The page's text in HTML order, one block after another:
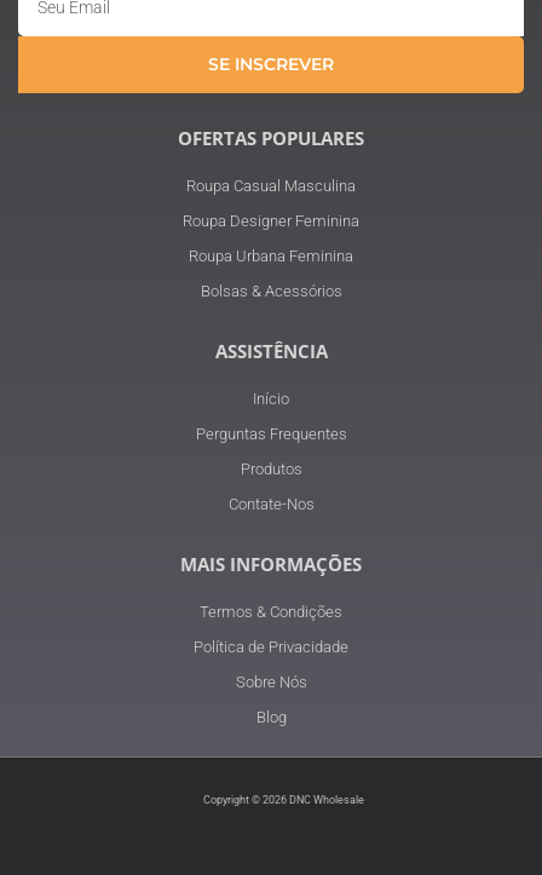
SE INSCREVER
OFERTAS POPULARES
Roupa Casual Masculina
Roupa Designer Feminina
Roupa Urbana Feminina
Bolsas & Acessórios
ASSISTÊNCIA
Início
Perguntas Frequentes
Produtos
Contate-Nos
MAIS INFORMAÇÕES
Termos & Condições
Política de Privacidade
Sobre Nós
Blog
Copyright © 2026 DNC Wholesale